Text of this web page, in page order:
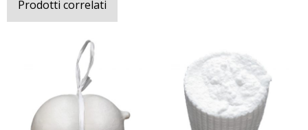
Prodotti correlati